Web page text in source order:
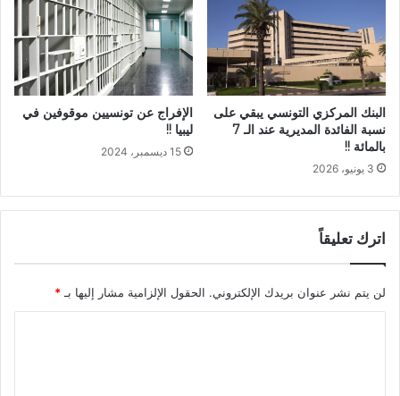
البنك المركزي التونسي يبقي على
نسبة الفائدة المديرية عند الـ 7
بالمائة !!
3 يونيو، 2026
الإفراج عن تونسيين موقوفين في
ليبيا !!
15 ديسمبر، 2024
اترك تعليقاً
لن يتم نشر عنوان بريدك الإلكتروني. الحقول الإلزامية مشار إليها بـ*